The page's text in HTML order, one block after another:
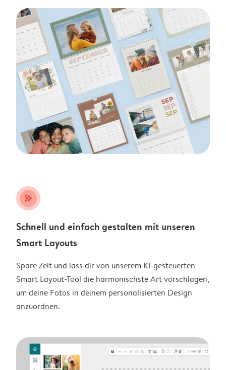
stars_plus
Schnell und einfach gestalten mit unseren
Smart Layouts
Spare Zeit und lass dir von unserem KI-gesteuerten
Smart Layout-Tool die harmonischste Art vorschlagen,
um deine Fotos in deinem personalisierten Design
anzuordnen.